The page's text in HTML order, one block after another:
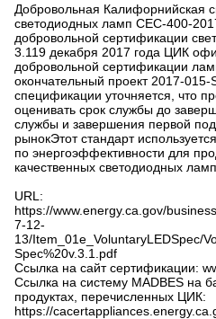
Добровольная Калифорнийская
светодиодных ламп CEC-400-
добровольной сертификации
3.119 декабря 2017 года ЦИК
добровольной сертификации
окончательный проект 2017-015-
спецификации уточняется, что
оценивать срок службы до
службы и завершения первой
рынокЭтот стандарт
по энергоэффективности для
качественных светодиодных
URL:
https://www.energy.ca.gov/
7-12-
13/Item_01e_VoluntaryLEDSpec/
Spec%20v.3.1.pdf
Ссылка на сайт сертификации:
Ссылка на систему MADBES на
продуктах, перечисленных ЦИК:
https://